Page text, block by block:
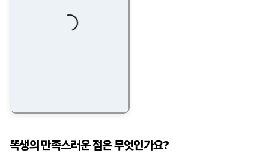
Loading...
똑생의 만족스러운 점은 무엇인가요?